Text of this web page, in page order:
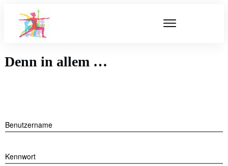
Denn in allem …
Benutzername
Kennwort